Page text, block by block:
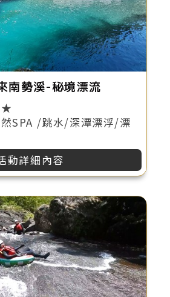
南勢溪-秘境漂流
SPA /跳水/深潭漂浮/漂
動詳細內容